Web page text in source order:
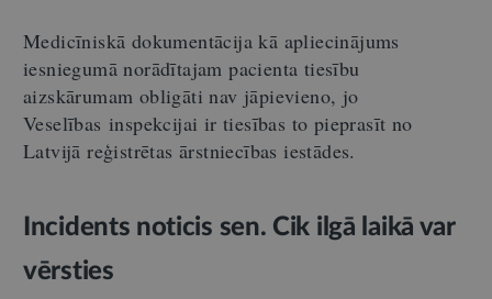
Medicīniskā dokumentācija kā apliecinājums
iesniegumā norādītajam pacienta tiesību
aizskārumam obligāti nav jāpievieno, jo
Veselības inspekcijai ir tiesības to pieprasīt no
Latvijā reģistrētas ārstniecības iestādes.
Incidents noticis sen. Cik ilgā laikā var
vērsties